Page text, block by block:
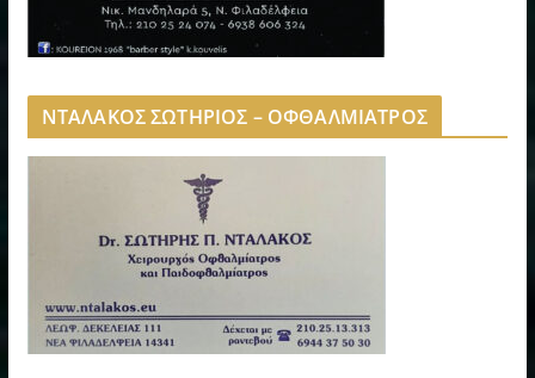
ΝΤΑΛΑΚΟΣ ΣΩΤΗΡΙΟΣ – ΟΦΘΑΛΜΙΑΤΡΟΣ